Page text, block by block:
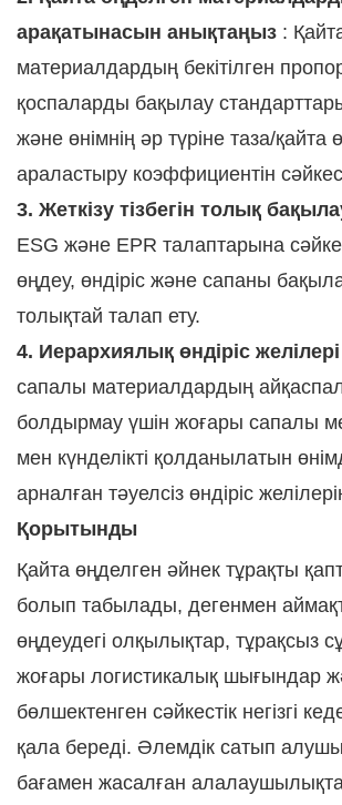
арақатынасын анықтаңыз :
материалдардың бекітілген
қоспаларды бақылау
және өнімнің әр түріне таза/қайта
араластыру коэффициентін
3. Жеткізу тізбегін толық
ESG және EPR талаптарына
өңдеу, өндіріс және сапаны
толықтай талап ету.
4. Иерархиялық өндіріс желілері
сапалы материалдардың
болдырмау үшін жоғары сапалы
мен күнделікті қолданылатын
арналған тәуелсіз өндіріс
Қорытынды
Қайта өңделген әйнек тұрақты
болып табылады, дегенмен
өңдеудегі олқылықтар, тұрақсыз
жоғары логистикалық шығындар
бөлшектенген сәйкестік негізгі
қала береді. Әлемдік сатып
бағамен жасалған